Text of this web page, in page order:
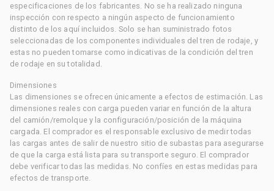
especificaciones de los fabricantes. No se ha realizado ninguna
inspección con respecto a ningún aspecto de funcionamiento
distinto de los aquí incluidos. Solo se han suministrado fotos
seleccionadas de los componentes individuales del tren de rodaje, y
estas no pueden tomarse como indicativas de la condición del tren
de rodaje en su totalidad.
Dimensiones
Las dimensiones se ofrecen únicamente a efectos de estimación. Las
dimensiones reales con carga pueden variar en función de la altura
del camión/remolque y la configuración/posición de la máquina
cargada. El comprador es el responsable exclusivo de medir todas
las cargas antes de salir de nuestro sitio de subastas para asegurarse
de que la carga está lista para su transporte seguro. El comprador
debe verificar todas las medidas. No confíes en estas medidas para
efectos de transporte.